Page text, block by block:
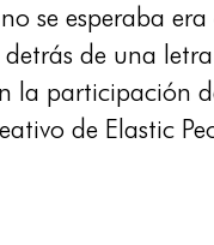
se esperaba
de una
la participación
de Elastic